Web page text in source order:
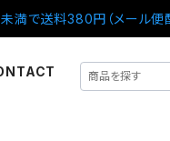
満で送料380円（メール便